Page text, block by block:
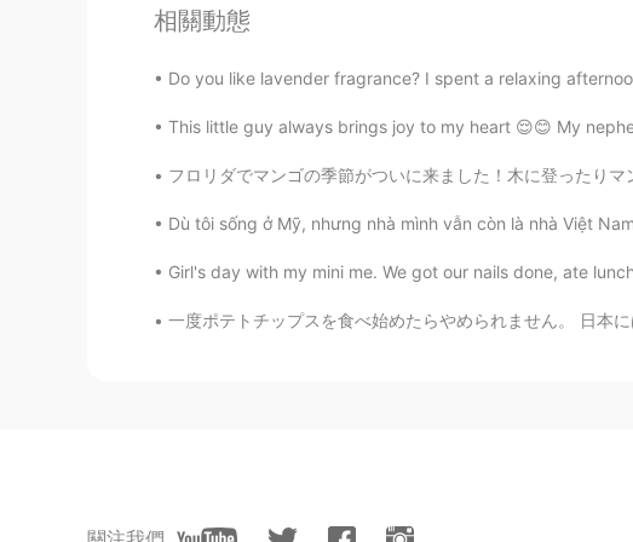
So you are a kindergarten kid. lol
マイケルクンMichael
EN JP
Hiroaki Shimizu
🍬✨
相關動態
Do you like lavender fragrance? I spent a relaxing
This little guy always brings joy to my heart 😌😊 My
フロリダでマンゴの季節がついに来ました！木に登ったりマンゴに狩りたりするのが楽しいです (*´∀｀*)
Dù tôi sống ở Mỹ, nhưng nhà mình vẫn còn là nhà Việt
Girl's day with my mini me. We got our nails done, ate
一度ポテトチップスを食べ始めたらやめられません。 日本には小分けサイズのパックがあるのがうれしいです。